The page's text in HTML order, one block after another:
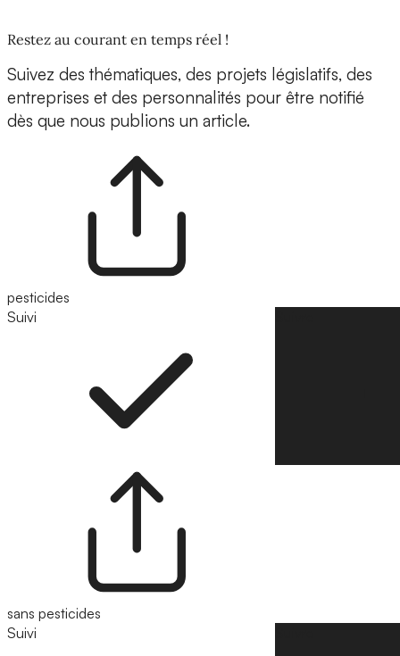
Restez au courant en temps réel !
Suivez des thématiques, des projets législatifs, des
entreprises et des personnalités pour être notifié
dès que nous publions un article.
pesticides
Suivi
sans pesticides
Suivi